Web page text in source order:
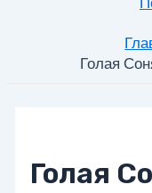
Голая
Голая